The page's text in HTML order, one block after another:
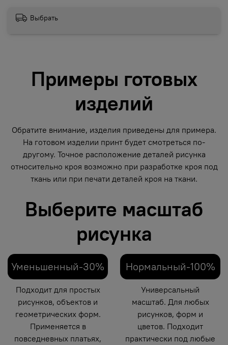
Выбрать
Примеры готовых
изделий
Обратите внимание, изделия приведены для примера.
На готовом изделии принт будет смотреться по-
другому. Точное расположение деталей рисунка
относительно кроя возможно при разработке кроя под
ткань или при печати деталей кроя на ткани.
Выберите масштаб
рисунка
Уменьшенный-30%
Подходит для простых
рисунков, объектов и
геометрических форм.
Применяется в
повседневных платьях,
Нормальный-100%
Универсальный
масштаб. Для любых
рисунков, форм и
цветов. Подходит
практически под любые